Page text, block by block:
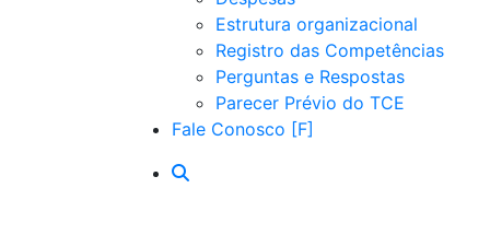
Estrutura organizacional
Registro das Competências
Perguntas e Respostas
Parecer Prévio do TCE
Fale Conosco